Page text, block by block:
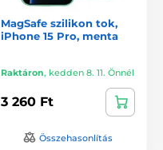
MagSafe szilikon tok,
iPhone 15 Pro, menta
Raktáron, kedden 8. 11. Önnél
3 260 Ft
Összehasonlítás